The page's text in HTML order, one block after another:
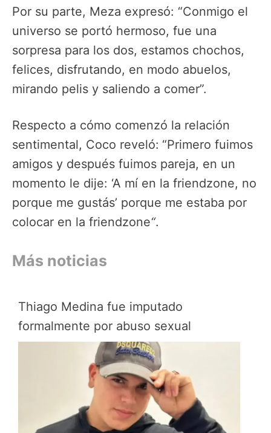
Por su parte, Meza expresó: “Conmigo el
universo se portó hermoso, fue una
sorpresa para los dos, estamos chochos,
felices, disfrutando, en modo abuelos,
mirando pelis y saliendo a comer”.
Respecto a cómo comenzó la relación
sentimental, Coco reveló: “Primero fuimos
amigos y después fuimos pareja, en un
momento le dije: ‘A mí en la friendzone, no
porque me gustás’ porque me estaba por
colocar en la friendzone“.
Más noticias
Thiago Medina fue imputado
formalmente por abuso sexual